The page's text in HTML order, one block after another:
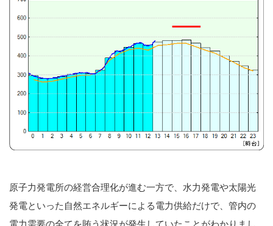
注力中。
原子力発電所の経営合理化が進む一方で、水力発電や太陽光
発電といった自然エネルギーによる電力供給だけで、管内の
Block Data Bank